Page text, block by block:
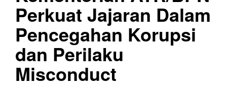
Perkuat Jajaran Dalam
Pencegahan Korupsi
dan Perilaku
Misconduct